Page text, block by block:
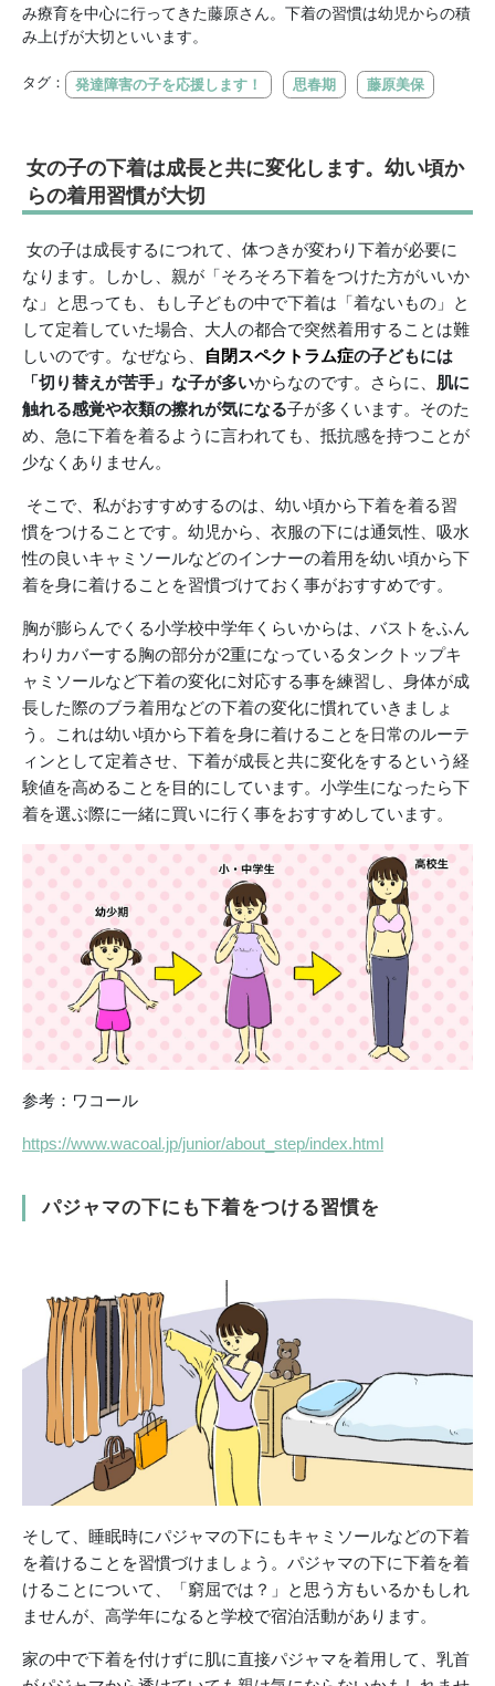
み療育を中心に行ってきた藤原さん。下着の習慣は幼児からの積
み上げが大切といいます。
タグ： 発達障害の子を応援します！ 思春期 藤原美保
女の子の下着は成長と共に変化します。幼い頃か
らの着用習慣が大切
女の子は成長するにつれて、体つきが変わり下着が必要に
なります。しかし、親が「そろそろ下着をつけた方がいいか
な」と思っても、もし子どもの中で下着は「着ないもの」と
して定着していた場合、大人の都合で突然着用することは難
しいのです。なぜなら、
自閉スペクトラム症の子どもには
「切り替えが苦手」な子が多いからなのです。さらに、 肌に
触れる感覚や衣類の擦れが気になる子が多くいます。そのた
め、急に下着を着るように言われても、抵抗感を持つことが
少なくありません。
そこで、私がおすすめするのは、幼い頃から下着を着る習
慣をつけることです。幼児から、衣服の下には通気性、吸水
性の良いキャミソールなどのインナーの着用を幼い頃から下
着を身に着けることを習慣づけておく事がおすすめです。
胸が膨らんでくる小学校中学年くらいからは、バストをふん
わりカバーする胸の部分が2重になっているタンクトップキ
ャミソールなど下着の変化に対応する事を練習し、身体が成
長した際のブラ着用などの下着の変化に慣れていきましょ
う。これは幼い頃から下着を身に着けることを日常のルーテ
ィンとして定着させ、下着が成長と共に変化をするという経
験値を高めることを目的にしています。小学生になったら下
着を選ぶ際に一緒に買いに行く事をおすすめしています。
参考：ワコール
https://www.wacoal.jp/junior/about_step/index.html
パジャマの下にも下着をつける習慣を
そして、睡眠時にパジャマの下にもキャミソールなどの下着
を着けることを習慣づけましょう。パジャマの下に下着を着
けることについて、「窮屈では？」と思う方もいるかもしれ
ませんが、高学年になると学校で宿泊活動があります。
家の中で下着を付けずに肌に直接パジャマを着用して、乳首